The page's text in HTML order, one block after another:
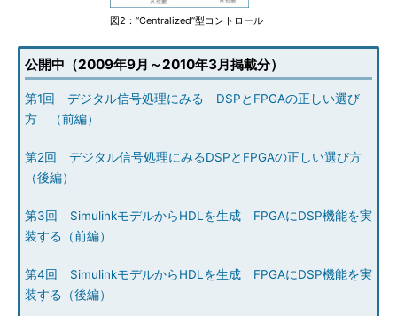
図2：“Centralized”型コントロール
公開中（2009年9月～2010年3月掲載分）
第1回 デジタル信号処理にみる DSPとFPGAの正しい選び
方 （前編）
第2回 デジタル信号処理にみるDSPとFPGAの正しい選び方
（後編）
第3回 SimulinkモデルからHDLを生成 FPGAにDSP機能を実
装する（前編）
第4回 SimulinkモデルからHDLを生成 FPGAにDSP機能を実
装する（後編）